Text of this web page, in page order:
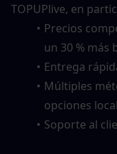
TOPUPlive, en
Precios
un 30 % más
Entrega
Múltiples
opciones
Soporte al